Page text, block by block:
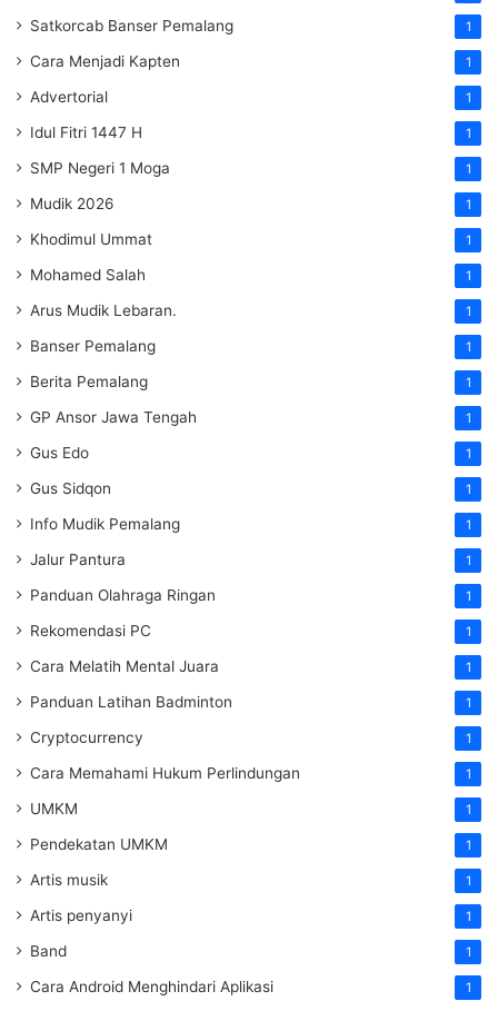
Satkorcab Banser Pemalang 1
Cara Menjadi Kapten 1
Advertorial 1
Idul Fitri 1447 H 1
SMP Negeri 1 Moga 1
Mudik 2026 1
Khodimul Ummat 1
Mohamed Salah 1
Arus Mudik Lebaran. 1
Banser Pemalang 1
Berita Pemalang 1
GP Ansor Jawa Tengah 1
Gus Edo 1
Gus Sidqon 1
Info Mudik Pemalang 1
Jalur Pantura 1
Panduan Olahraga Ringan 1
Rekomendasi PC 1
Cara Melatih Mental Juara 1
Panduan Latihan Badminton 1
Cryptocurrency 1
Cara Memahami Hukum Perlindungan 1
UMKM 1
Pendekatan UMKM 1
Artis musik 1
Artis penyanyi 1
Band 1
Cara Android Menghindari Aplikasi 1